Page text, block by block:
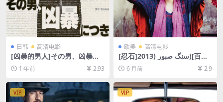
日韩 高清电影
[凶暴的男人]その男、凶暴に
つき (1989)[百度网盘+夸克网
盘1080P超清未删减资源][网
B][中文字幕]
1 年前 2.93
欧美 高清电影
[忍石]سنگ صبور (2013)[百度
网盘+夸克网盘1080P超清未
删减资源][网盘在线播放/下
6 月前 2.9
VIP VIP